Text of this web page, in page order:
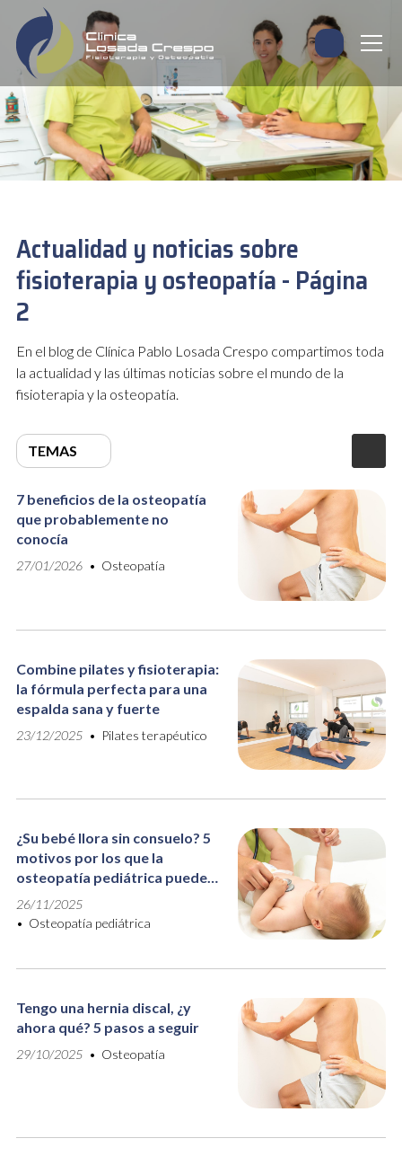
Actualidad y noticias sobre
fisioterapia y osteopatía - Página
2
En el blog de Clínica Pablo Losada Crespo compartimos toda
la actualidad y las últimas noticias sobre el mundo de la
fisioterapia y la osteopatía.
TEMAS
7 beneficios de la osteopatía
que probablemente no
conocía
27/01/2026 Osteopatía
Combine pilates y fisioterapia:
la fórmula perfecta para una
espalda sana y fuerte
23/12/2025 Pilates terapéutico
¿Su bebé llora sin consuelo? 5
motivos por los que la
osteopatía pediátrica puede
ser la solución
26/11/2025
Osteopatía pediátrica
Tengo una hernia discal, ¿y
ahora qué? 5 pasos a seguir
29/10/2025 Osteopatía